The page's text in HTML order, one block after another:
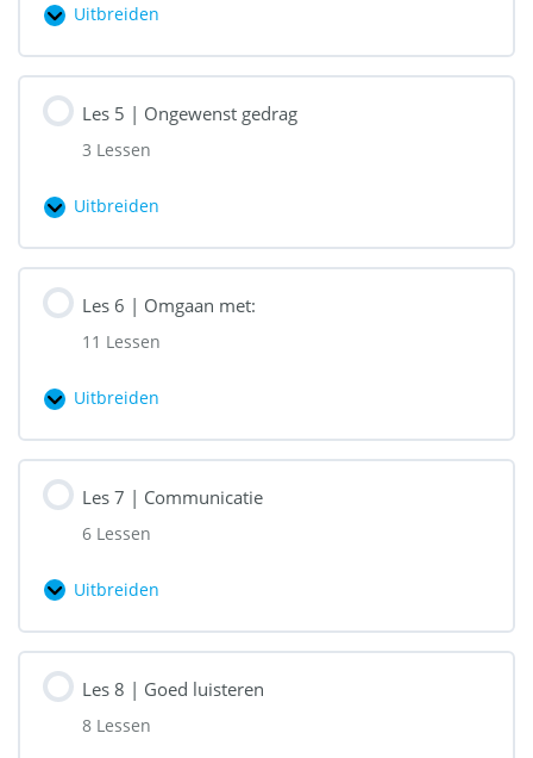
Uitbreiden
4
De
gasten
Les 5 | Ongewenst gedrag
3 Lessen
Uitbreiden
5
Ongewenst
gedrag
Les 6 | Omgaan met:
11 Lessen
Uitbreiden
6
Omgaan
met:
Les 7 | Communicatie
6 Lessen
Uitbreiden
7
Communicatie
Les 8 | Goed luisteren
8 Lessen